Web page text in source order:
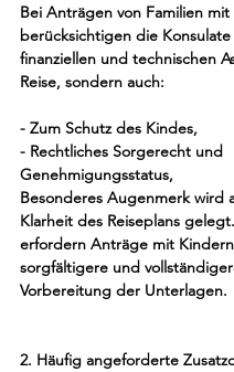
Bei Anträgen von Familien
berücksichtigen die
finanziellen und technischen
Reise, sondern auch:
- Zum Schutz des Kindes,
- Rechtliches Sorgerecht und
Genehmigungsstatus,
Besonderes Augenmerk wird
Klarheit des Reiseplans
erfordern Anträge mit
sorgfältigere und
Vorbereitung der Unterlagen.
2. Häufig angeforderte